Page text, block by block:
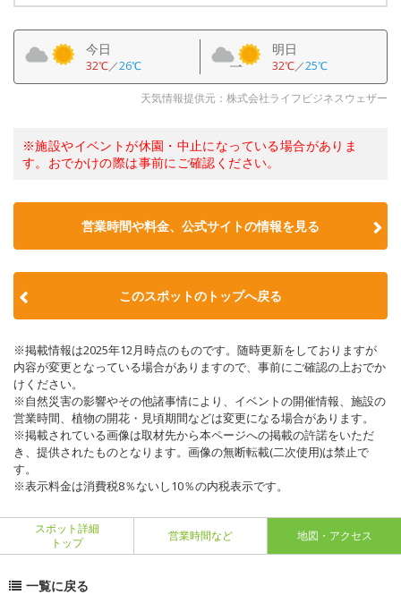
今日
32℃／26℃
明日
32℃／25℃
天気情報提供元：株式会社ライフビジネスウェザー
※施設やイベントが休園・中止になっている場合がありま
す。おでかけの際は事前にご確認ください。
営業時間や料金、公式サイトの情報を見る
このスポットのトップへ戻る
※掲載情報は2025年12月時点のものです。随時更新をしておりますが
内容が変更となっている場合がありますので、事前にご確認の上おでか
けください。
※自然災害の影響やその他諸事情により、イベントの開催情報、施設の
営業時間、植物の開花・見頃期間などは変更になる場合があります。
※掲載されている画像は取材先から本ページへの掲載の許諾をいただ
き、提供されたものとなります。画像の無断転載(二次使用)は禁止で
す。
※表示料金は消費税8％ないし10％の内税表示です。
スポット詳細
トップ
営業時間など 地図・アクセス
一覧に戻る